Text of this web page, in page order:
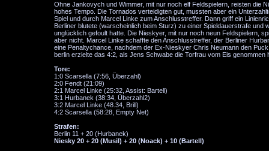
Ohne Jankovych und Wimmer, mit nur noch elf Feldspielern, reisten die
hohes Tempo. Die Tornados verteidigten gut, mussten aber ein
Spiel und durch Marcel Linke zum Anschlusstreffer. Dann griff ein
Berliner blutete (warscheinlich beim Sturz) zu einer Spieldauerstrafe
unglücklich gefoult hatte. Die Nieskyer, mit nur noch neun Feldspielern,
aber nicht. Marcel Linke schaffte den Anschlusstreffer, der Berliner
eine Penaltychance, nachdem der Ex-Nieskyer Chris Neumann den
berlin erzielte das 4:2, als Jens Schwabe die Torfrau vom Eis genommen
Tore:
1:0 Scarsella (7:56, Überzahl)
2:0 Fendt (21:09)
2:1 Marcel Linke (25:32, Assist: Bartell)
3:1 Hurbanek (38:34, Überzahl2)
3:2 Marcel Linke (48.34, Brill)
4:2 Scarsella (58:28, Empty Net)
Strafen:
Berlin 11 + 20 (Hurbanek)
Niesky 20 + 20 (Musil) + 20 (Noack) + 10 (Bartell)